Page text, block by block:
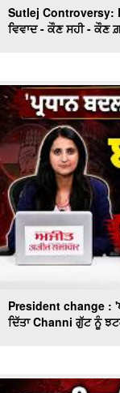
Sutlej Controversy:
ਵਿਵਾਦ - ਕੌਣ ਸਹੀ - ਕੌਣ
President change :
ਦਿੱਤਾ Channi ਗੁੱਟ ਨੂੰ